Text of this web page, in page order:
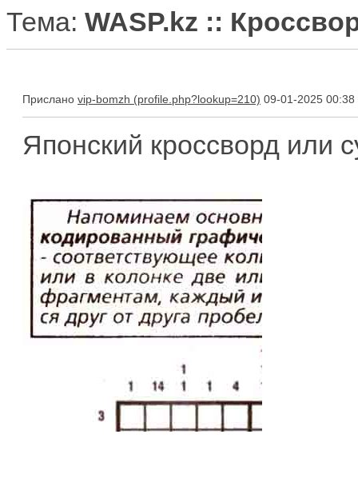
Тема: WASP.kz ::
Прислано vip-bomzh 09-01-2025 00:38
Японский кроссворд или